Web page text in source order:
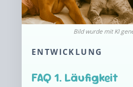
ENTWICKLUNG
FAQ 1. Läufigkeit